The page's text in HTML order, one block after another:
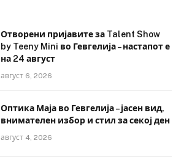
Отворени пријавите за Talent Show
by Teeny Mini во Гевгелија – настапот е
на 24 август
август 6, 2026
Оптика Маја во Гевгелија – јасен вид,
внимателен избор и стил за секој ден
август 4, 2026